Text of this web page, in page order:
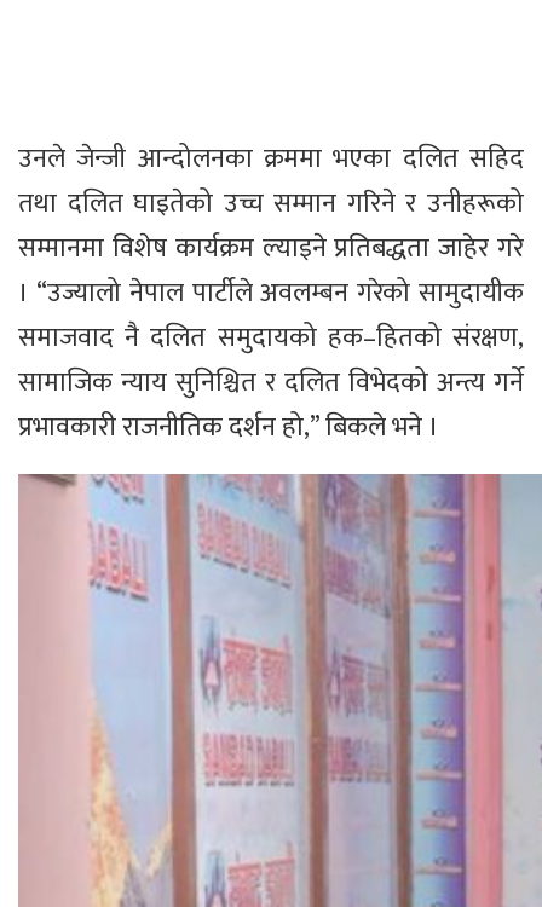
उनले जेन्जी आन्दोलनका क्रममा भएका दलित सहिद
तथा दलित घाइतेको उच्च सम्मान गरिने र उनीहरूको
सम्मानमा विशेष कार्यक्रम ल्याइने प्रतिबद्धता जाहेर गरे
। “उज्यालो नेपाल पार्टीले अवलम्बन गरेको सामुदायीक
समाजवाद नै दलित समुदायको हक–हितको संरक्षण,
सामाजिक न्याय सुनिश्चित र दलित विभेदको अन्त्य गर्ने
प्रभावकारी राजनीतिक दर्शन हो,” बिकले भने ।